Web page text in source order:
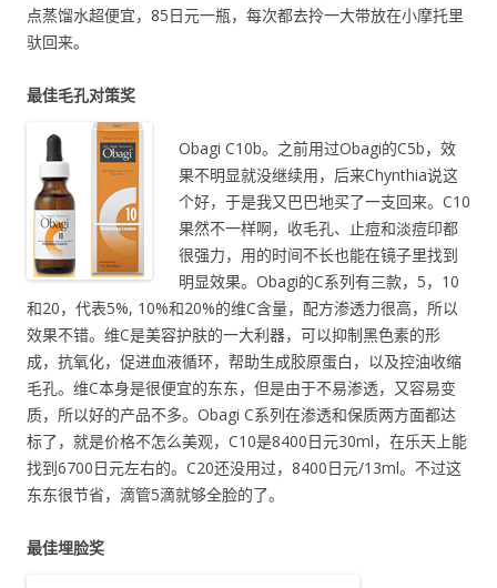
点蒸馏水超便宜，85日元一瓶，每次都去拎一大带放在小摩托里
驮回来。
最佳毛孔对策奖
Obagi C10b。之前用过Obagi的C5b，效
果不明显就没继续用，后来Chynthia说这
个好，于是我又巴巴地买了一支回来。C10
果然不一样啊，收毛孔、止痘和淡痘印都
很强力，用的时间不长也能在镜子里找到
明显效果。Obagi的C系列有三款，5，10
和20，代表5%, 10%和20%的维C含量，配方渗透力很高，所以
效果不错。维C是美容护肤的一大利器，可以抑制黑色素的形
成，抗氧化，促进血液循环，帮助生成胶原蛋白，以及控油收缩
毛孔。维C本身是很便宜的东东，但是由于不易渗透，又容易变
质，所以好的产品不多。Obagi C系列在渗透和保质两方面都达
标了，就是价格不怎么美观，C10是8400日元30ml，在乐天上能
找到6700日元左右的。C20还没用过，8400日元/13ml。不过这
东东很节省，滴管5滴就够全脸的了。
最佳埋脸奖